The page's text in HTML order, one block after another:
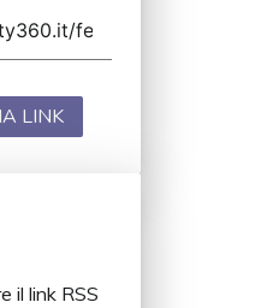
LINK
il link RSS